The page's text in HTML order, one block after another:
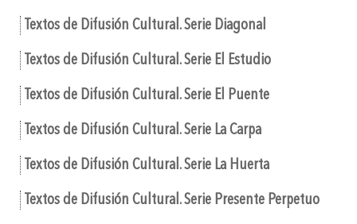
Textos de Difusión Cultural. Serie Diagonal
Textos de Difusión Cultural. Serie El Estudio
Textos de Difusión Cultural. Serie El Puente
Textos de Difusión Cultural. Serie La Carpa
Textos de Difusión Cultural. Serie La Huerta
Textos de Difusión Cultural. Serie Presente Perpetuo